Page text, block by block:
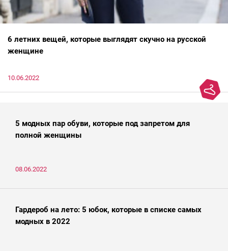
6 летних вещей, которые выглядят скучно на русской
женщине
10.06.2022
5 модных пар обуви, которые под запретом для
полной женщины
08.06.2022
Гардероб на лето: 5 юбок, которые в списке самых
модных в 2022